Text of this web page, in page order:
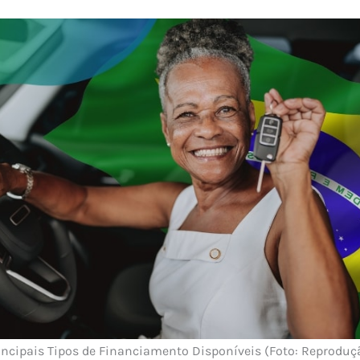
Tipos de Financiamento Disponíveis (Foto: